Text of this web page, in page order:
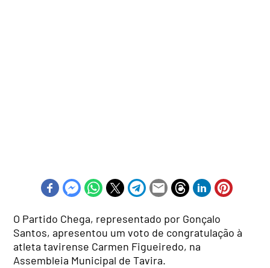
O Partido Chega, representado por Gonçalo
Santos, apresentou um voto de congratulação à
atleta tavirense Carmen Figueiredo, na
Assembleia Municipal de Tavira.